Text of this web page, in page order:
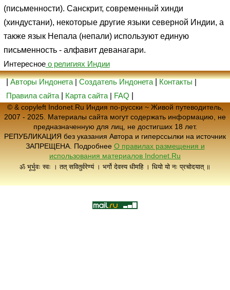
(письменности). Санскрит, современный хинди
(хиндустани), некоторые другие языки северной Индии, а
также язык Непала (непали) используют единую
письменность - алфавит деванагари.
Интересноео религиях Индии
|Авторы Индонета|Создатель Индонета|Контакты|
Правила сайта
Карта сайта | FAQ
© & copyleft Indonet.Ru Индия по-русски ~ Живой путеводитель,
2007 - 2025. Материалы сайта могут содержать информацию, не
предназначенную для лиц, не достигших 18 лет.
РЕПУБЛИКАЦИЯ без указания Автора и гиперссылки на источник
ЗАПРЕЩЕНА. Подробнее О правилах размещения и
использования материалов Indonet.Ru
ॐ भूर्भुवः स्वः । तत् सवितुर्वरेण्यं । भर्गो देवस्य धीमहि । धियो यो नः प्रचोदयात् ॥